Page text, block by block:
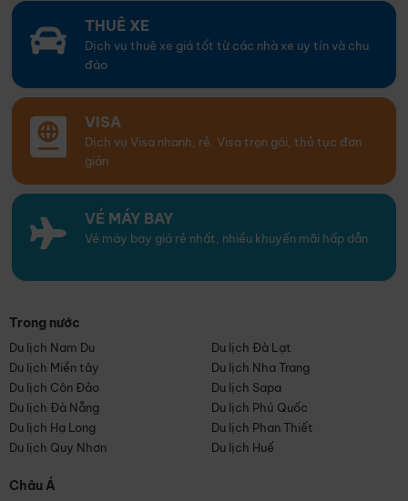
THUÊ XE
Dịch vụ thuê xe giá tốt từ các nhà xe uy tín và chu
đáo
VISA
Dịch vụ Visa nhanh, rẻ. Visa trọn gói, thủ tục đơn
giản
VÉ MÁY BAY
Vé máy bay giá rẻ nhất, nhiều khuyến mãi hấp dẫn
Trong nước
Du lịch Nam Du
Du lịch Đà Lạt
Du lịch Miền tây
Du lịch Nha Trang
Du lịch Côn Đảo
Du lịch Sapa
Du lịch Đà Nẵng
Du lịch Phú Quốc
Du lịch Hạ Long
Du lịch Phan Thiết
Du lịch Quy Nhơn
Du lịch Huế
Châu Á